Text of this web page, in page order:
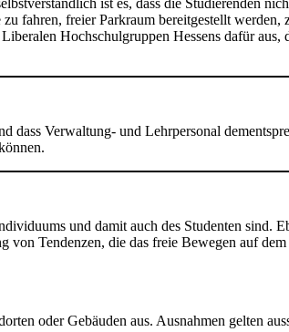
fahren, freier Parkraum bereitgestellt werden,
Hochschulgruppen Hessens dafür aus,
Verwaltung- und Lehrpersonal
und damit auch des Studenten sind.
Tendenzen, die das freie Bewegen auf dem
oder Gebäuden aus. Ausnahmen gelten